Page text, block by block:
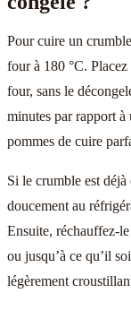
Pour cuire un
four à 180 °C.
four, sans le
minutes par rapport à
pommes de cuire
Si le crumble est
doucement au
Ensuite, réchauffez-
ou jusqu’à ce qu’il
légèrement